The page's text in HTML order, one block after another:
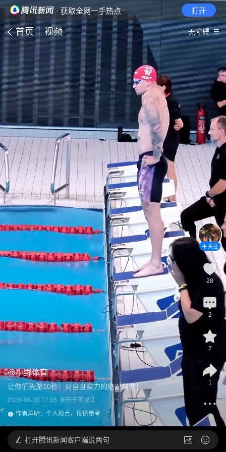
· 获取全网一手热点 打开
首页 视频 无障碍
@小野体育
让你们先游10秒！对自身实力的绝对自信！
2026-06-30 17:06 发布于黑龙江
作者声明：个人观点，仅供参考
关注
28
2
7
1
打开腾讯新闻客户端说两句